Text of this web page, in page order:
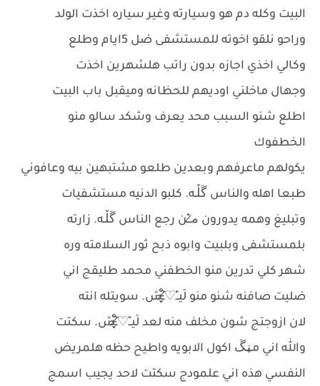
البيت وكله دم هو وسيارته وغير سياره اخذت الولد
وراحو نلقو اخوته للمستشفى ضل 5ايام وطلع
وكالي اخذي اجازه بدون راتب هلشهرين اخذت
وجهال ماخلني اوديهم للحظانه وميقبل باب البيت
اطلع شنو السبب محد يعرف وشكد سالو منو
الخطفوك
يكولهم ماعرفهم وبعدين طلعو مشتبهين بيه وعافوني
طبعا اهله والناس ڱڵـه. كلبو الدنيه مستشفيات
وتبليغ وهمه يدورون م̷ـــِْن رجع الناس ڱڵـه. زارته
بلمستشفى وبلبيت وابوه ذبح ثور السلامته وره
شهر كلي تدرين منو الخطفني محمد طليقج اني
ضليت صافنه شنو منو لَيــِْ♡̷̴̬̩̃̊ـِْش. سويتله انته
لان ازوجتج شون مخلف منه لعد لَيــِْ♡̷̴̬̩̃̊ـِْش. سكتت
والله اني مـڼـڱ اكول الابويه واطيح حظه هلمريض
النفسي هذه اني علمودج سكتت لاحد يجيب اسمج